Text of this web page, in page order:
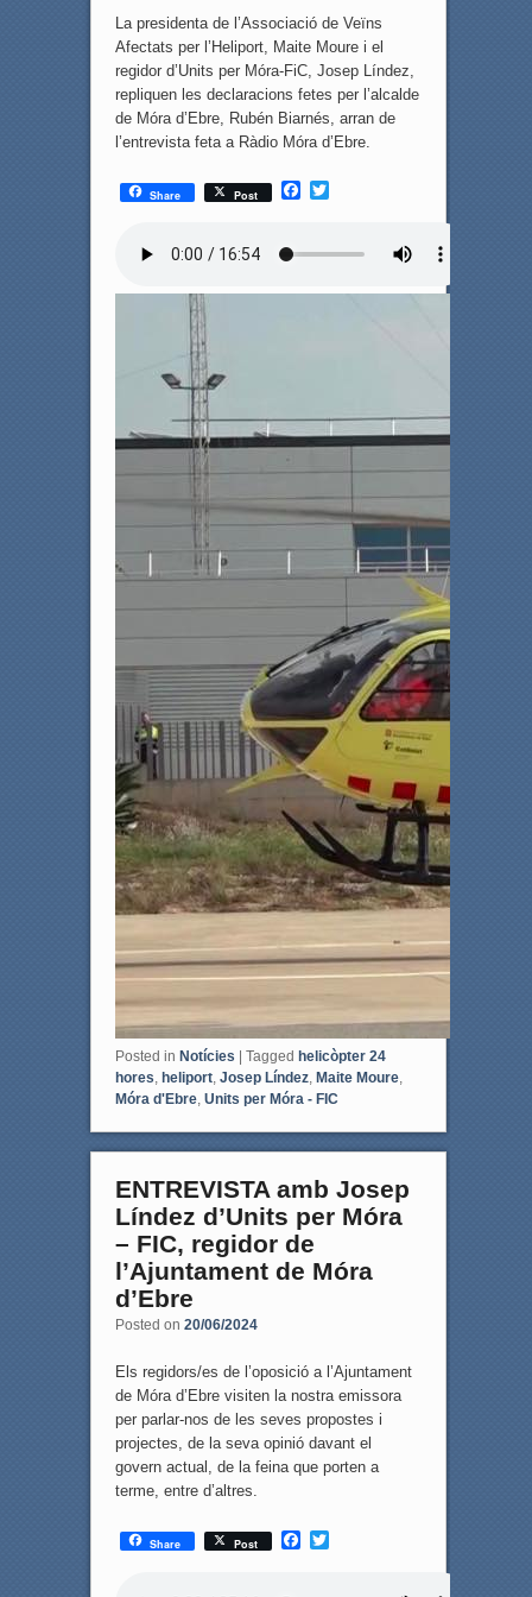
La presidenta de l’Associació de Veïns
Afectats per l’Heliport, Maite Moure i el
regidor d’Units per Móra-FiC, Josep Líndez,
repliquen les declaracions fetes per l’alcalde
de Móra d’Ebre, Rubén Biarnés, arran de
l’entrevista feta a Ràdio Móra d’Ebre.
Share Post
F
T
Posted in Notícies Tagged helicòpter 24
hores, heliport, Josep Líndez, Maite Moure,
Móra d'Ebre, Units per Móra - FIC
ENTREVISTA amb Josep
Líndez d’Units per Móra
– FIC, regidor de
l’Ajuntament de Móra
d’Ebre
Posted on 20/06/2024
Els regidors/es de l’oposició a l’Ajuntament
de Móra d’Ebre visiten la nostra emissora
per parlar-nos de les seves propostes i
projectes, de la seva opinió davant el
govern actual, de la feina que porten a
terme, entre d’altres.
Share Post
F
T